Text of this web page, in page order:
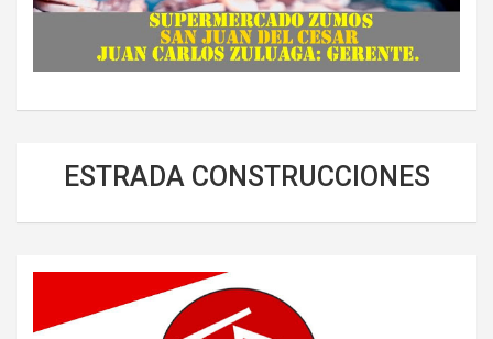
ESTRADA CONSTRUCCIONES